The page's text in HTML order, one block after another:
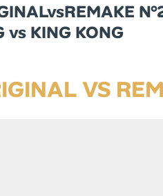
vs KING KONG
VS